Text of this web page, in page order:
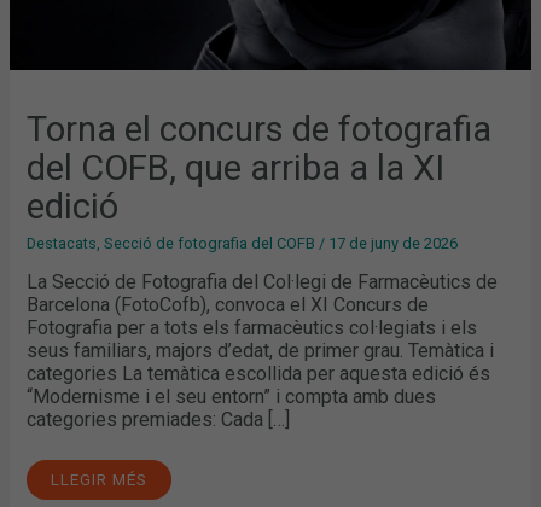
Torna el concurs de fotografia
del COFB, que arriba a la XI
edició
Destacats,Secció de fotografia del COFB / 17 de juny de 2026
La Secció de Fotografia del Col·legi de Farmacèutics de
Barcelona (FotoCofb), convoca el XI Concurs de
Fotografia per a tots els farmacèutics col·legiats i els
seus familiars, majors d’edat, de primer grau. Temàtica i
categories La temàtica escollida per aquesta edició és
“Modernisme i el seu entorn” i compta amb dues
categories premiades: Cada […]
LLEGIR MÉS